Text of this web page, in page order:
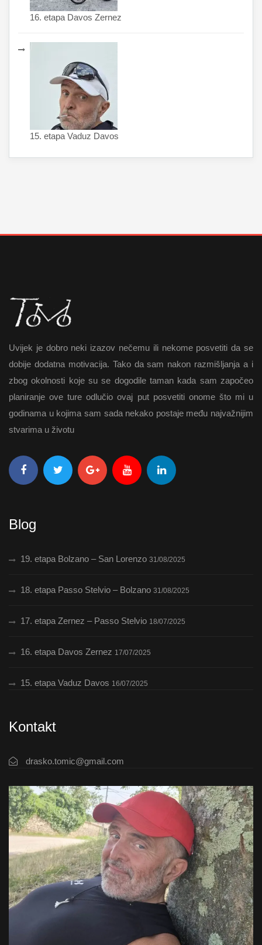
16. etapa Davos Zernez
15. etapa Vaduz Davos
Uvijek je dobro neki izazov nečemu ili nekome posvetiti da se
dobije dodatna motivacija. Tako da sam nakon razmišljanja a i
zbog okolnosti koje su se dogodile taman kada sam započeo
planiranje ove ture odlučio ovaj put posvetiti onome što mi u
godinama u kojima sam sada nekako postaje među najvažnijim
stvarima u životu
Blog
19. etapa Bolzano – San Lorenzo 31/08/2025
18. etapa Passo Stelvio – Bolzano 31/08/2025
17. etapa Zernez – Passo Stelvio 18/07/2025
16. etapa Davos Zernez 17/07/2025
15. etapa Vaduz Davos 16/07/2025
Kontakt
drasko.tomic@gmail.com